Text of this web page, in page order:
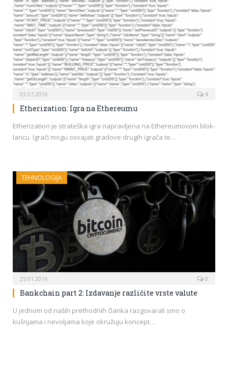
03.07.2016 4
Etherization: Igra na Ethereumu
Etherization je strateška igra napravljena na Ethereumovom blok-
lancu. Igrači mogu osvajati gradove drugih igrača te…
TEHNOLOGIJA
25.01.2016 0
Bankchain part 2: Izdavanje različite vrste valute
U jednom od naših prethodnih članka razgovarali smo o
kušnjama i nevoljama koje okružuju koncept…